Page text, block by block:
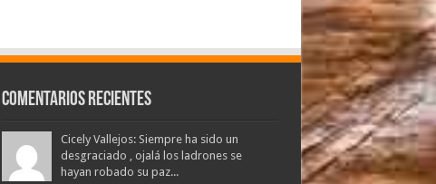
Comentarios Recientes
Cicely Vallejos: Siempre ha sido un
desgraciado , ojalá los ladrones se
hayan robado su paz...